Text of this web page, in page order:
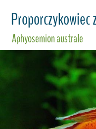
Proporczykowiec
Aphyosemion australe